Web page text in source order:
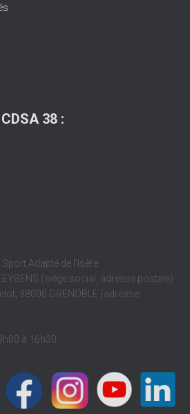
38 :
Adapté de l'Isère
(siège social, adresse postale)
38000 GRENOBLE (adresse
à 16h30